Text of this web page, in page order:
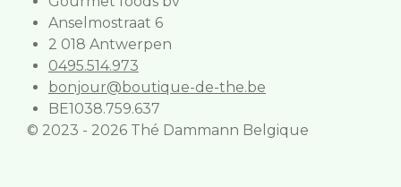
Anselmostraat 6
2 018 Antwerpen
0495.514.973
bonjour@boutique-de-the.be
BE1038.759.637
© 2023 - 2026 Thé Dammann Belgique